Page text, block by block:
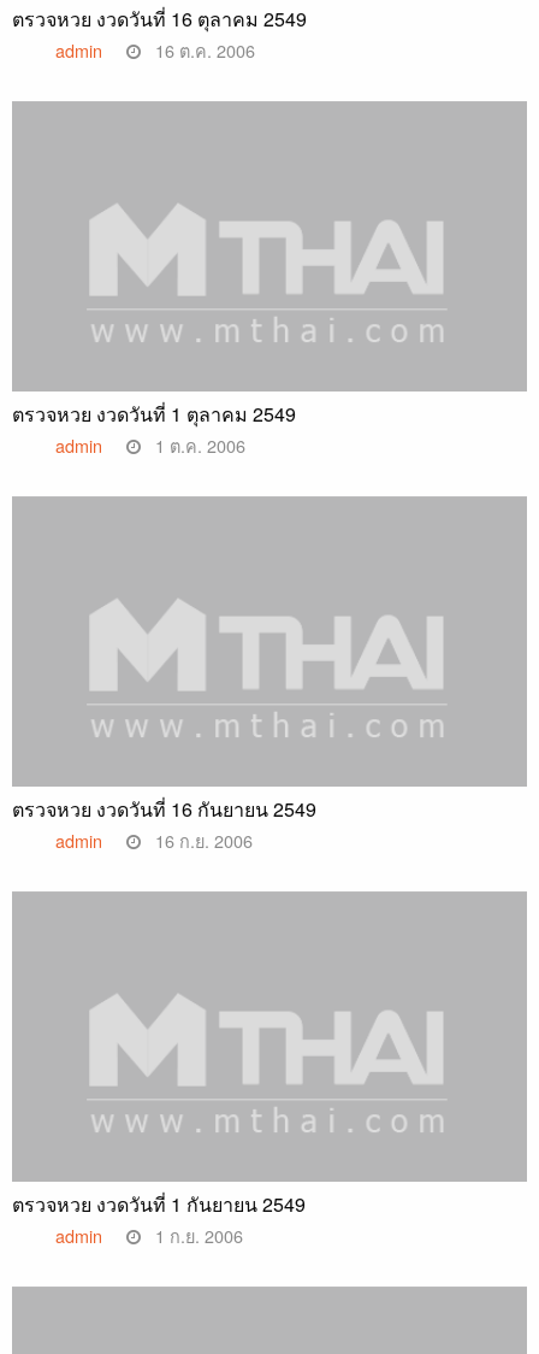
ตรวจหวย งวดวันที่ 16 ตุลาคม 2549
admin 16 ต.ค. 2006
ตรวจหวย งวดวันที่ 1 ตุลาคม 2549
admin 1 ต.ค. 2006
ตรวจหวย งวดวันที่ 16 กันยายน 2549
admin 16 ก.ย. 2006
ตรวจหวย งวดวันที่ 1 กันยายน 2549
admin 1 ก.ย. 2006